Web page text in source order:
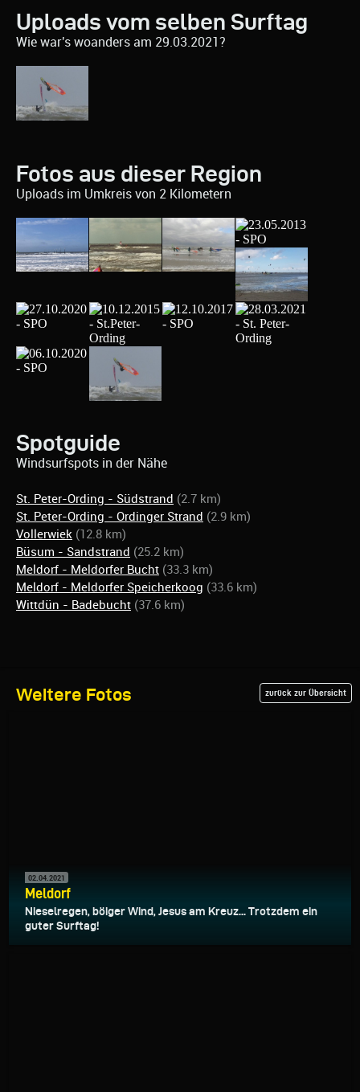
Uploads vom selben Surftag
Wie war's woanders am 29.03.2021?
Fotos aus dieser Region
Uploads im Umkreis von 2 Kilometern
Spotguide
Windsurfspots in der Nähe
St. Peter-Ording - Südstrand (2.7 km)
St. Peter-Ording - Ordinger Strand (2.9 km)
Vollerwiek (12.8 km)
Büsum - Sandstrand (25.2 km)
Meldorf - Meldorfer Bucht (33.3 km)
Meldorf - Meldorfer Speicherkoog (33.6 km)
Wittdün - Badebucht (37.6 km)
Weitere Fotos zurück zur Übersicht
02.04.2021
Meldorf
Nieselregen, böiger Wind, Jesus am Kreuz... Trotzdem ein
guter Surftag!